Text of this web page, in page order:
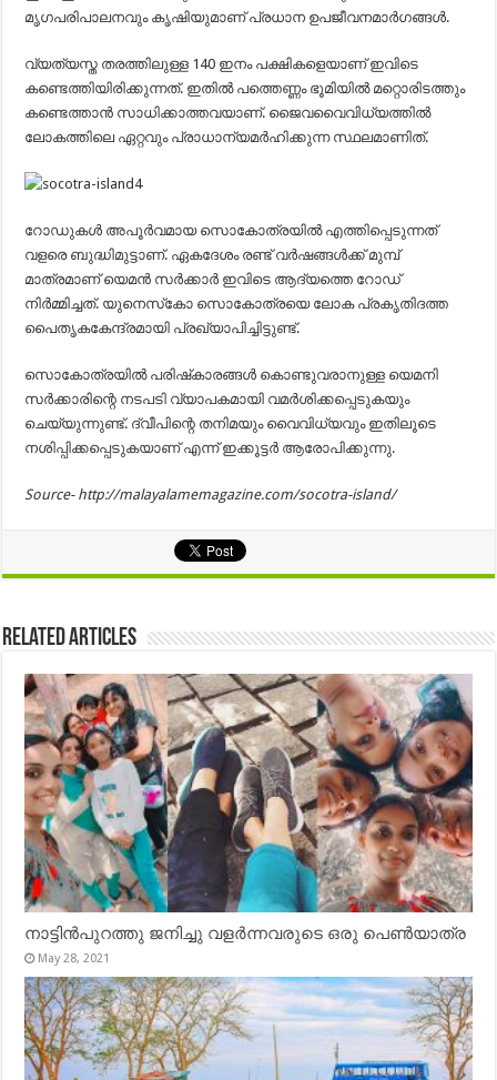
മൃഗപരിപാലനവും കൃഷിയുമാണ് പ്രധാന ഉപജീവനമാര്‍ഗങ്ങള്‍.
വ്യത്യസ്ത തരത്തിലുള്ള 140 ഇനം പക്ഷികളെയാണ് ഇവിടെ
കണ്ടെത്തിയിരിക്കുന്നത്. ഇതില്‍ പത്തെണ്ണം ഭൂമിയില്‍ മറ്റൊരിടത്തും
കണ്ടെത്താന്‍ സാധിക്കാത്തവയാണ്. ജൈവവൈവിധ്യത്തില്‍
ലോകത്തിലെ ഏറ്റവും പ്രാധാന്യമര്‍ഹിക്കുന്ന സ്ഥലമാണിത്.
റോഡുകള്‍ അപൂര്‍വമായ സൊകോത്രയില്‍ എത്തിപ്പെടുന്നത്
വളരെ ബുദ്ധിമുട്ടാണ്. ഏകദേശം രണ്ട് വര്‍ഷങ്ങള്‍ക്ക് മുമ്പ്
മാത്രമാണ് യെമന്‍ സര്‍ക്കാര്‍ ഇവിടെ ആദ്യത്തെ റോഡ്
നിര്‍മ്മിച്ചത്. യുനെസ്‌കോ സൊകോത്രയെ ലോക പ്രകൃതിദത്ത
പൈതൃകകേന്ദ്രമായി പ്രഖ്യാപിച്ചിട്ടുണ്ട്.
സൊകോത്രയില്‍ പരിഷ്‌കാരങ്ങള്‍ കൊണ്ടുവരാനുള്ള യെമനി
സര്‍ക്കാരിന്റെ നടപടി വ്യാപകമായി വമര്‍ശിക്കപ്പെടുകയും
ചെയ്യുന്നുണ്ട്. ദ്വീപിന്റെ തനിമയും വൈവിധ്യവും ഇതിലൂടെ
നശിപ്പിക്കപ്പെടുകയാണ് എന്ന് ഇക്കൂട്ടര്‍ ആരോപിക്കുന്നു.
Source- http://malayalamemagazine.com/socotra-island/
Related Articles
നാട്ടിൻപുറത്തു ജനിച്ചു വളർന്നവരുടെ ഒരു പെൺയാത്ര
May 28, 2021